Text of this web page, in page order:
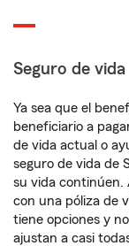
Seguro de vida
Ya sea que el
beneficiario a
de vida actual o
seguro de vida de
su vida continúen.
con una póliza de
tiene opciones y
ajustan a casi